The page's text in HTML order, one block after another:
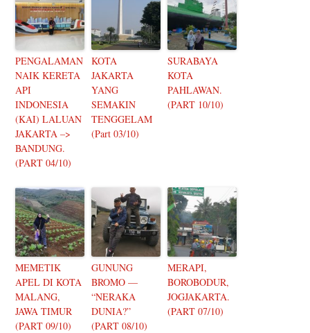
PENGALAMAN
NAIK KERETA
API
INDONESIA
(KAI) LALUAN
JAKARTA –>
BANDUNG.
(PART 04/10)
KOTA
JAKARTA
YANG
SEMAKIN
TENGGELAM
(Part 03/10)
SURABAYA
KOTA
PAHLAWAN.
(PART 10/10)
MEMETIK
APEL DI KOTA
MALANG,
JAWA TIMUR
(PART 09/10)
GUNUNG
BROMO —
“NERAKA
DUNIA?”
(PART 08/10)
MERAPI,
BOROBODUR,
JOGJAKARTA.
(PART 07/10)